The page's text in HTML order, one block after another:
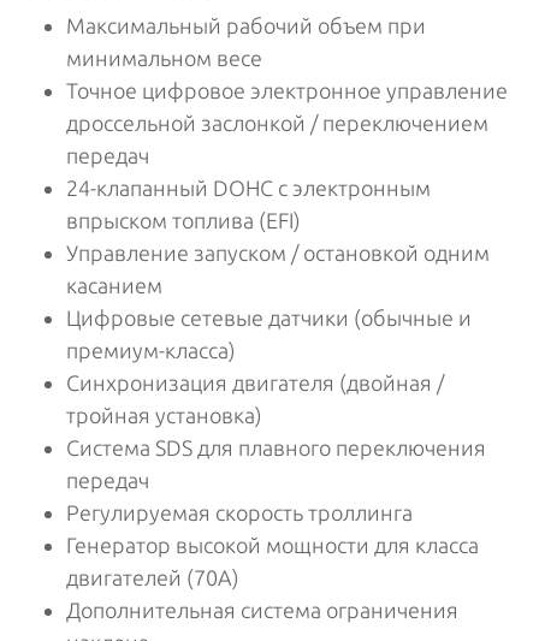
Максимальный рабочий объем при
минимальном весе
Точное цифровое электронное управление
дроссельной заслонкой / переключением
передач
24-клапанный DOHC с электронным
впрыском топлива (EFI)
Управление запуском / остановкой одним
касанием
Цифровые сетевые датчики (обычные и
премиум-класса)
Синхронизация двигателя (двойная /
тройная установка)
Система SDS для плавного переключения
передач
Регулируемая скорость троллинга
Генератор высокой мощности для класса
двигателей (70А)
Дополнительная система ограничения